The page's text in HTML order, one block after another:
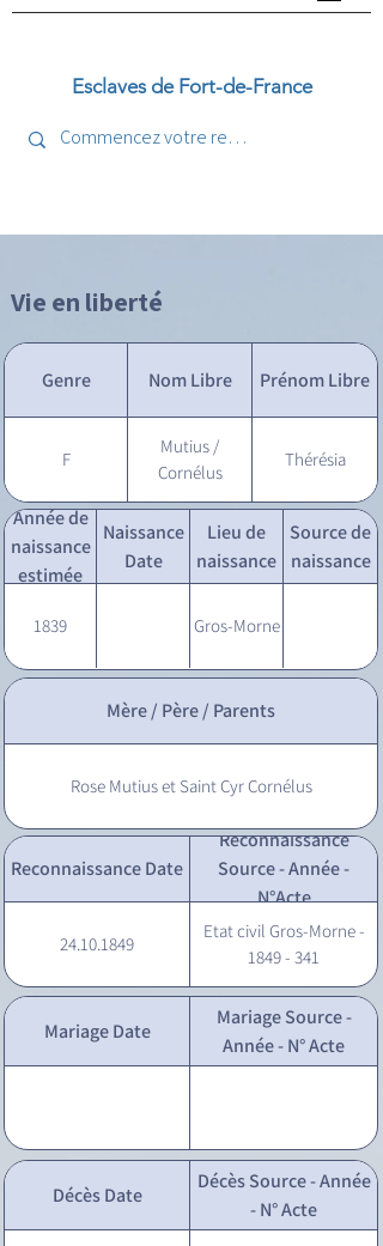
Esclaves de Fort-de-France
Vie en liberté
Genre Nom Libre Prénom Libre
F
Mutius /
Cornélus
Thérésia
Année de
naissance
estimée
Naissance
Date
Lieu de
naissance
Source de
naissance
1839 Gros-Morne
Mère / Père / Parents
Rose Mutius et Saint Cyr Cornélus
Reconnaissance Date
Reconnaissance
Source - Année -
N°Acte
24.10.1849
Etat civil Gros-Morne -
1849 - 341
Mariage Date
Mariage Source -
Année - N° Acte
Décès Date
Décès Source - Année
- N° Acte